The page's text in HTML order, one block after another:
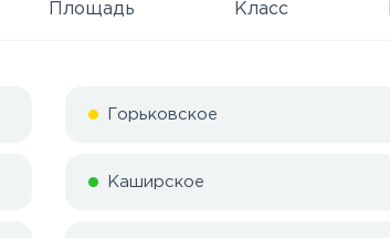
Площадь Класс
Горьковское
Каширское